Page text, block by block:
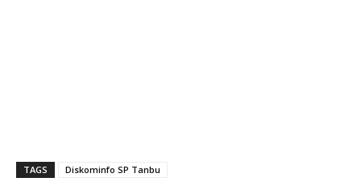
TAGS Diskominfo SP Tanbu